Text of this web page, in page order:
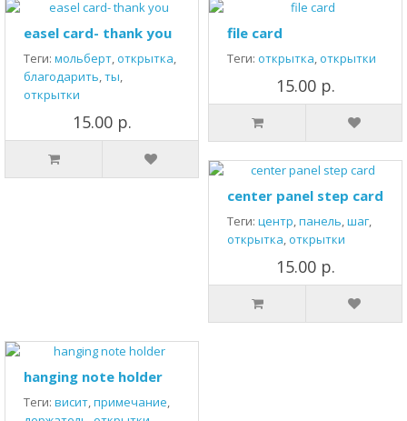
easel card- thank you
Теги: мольберт,открытка,
благодарить,ты,
открытки
15.00 р.
file card
Теги: открытка,открытки
15.00 р.
center panel step card
Теги: центр,панель,шаг,
открытка,открытки
15.00 р.
hanging note holder
Теги: висит,примечание,